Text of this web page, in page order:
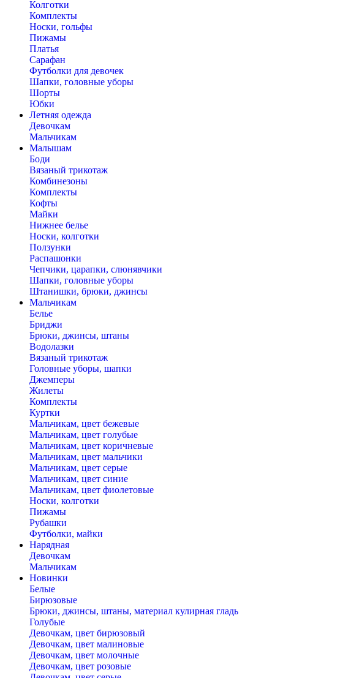
Колготки
Комплекты
Носки, гольфы
Пижамы
Платья
Сарафан
Футболки для девочек
Шапки, головные уборы
Шорты
Юбки
Летняя одежда
Девочкам
Мальчикам
Малышам
Боди
Вязаный трикотаж
Комбинезоны
Комплекты
Кофты
Майки
Нижнее белье
Носки, колготки
Ползунки
Распашонки
Чепчики, царапки, слюнявчики
Шапки, головные уборы
Штанишки, брюки, джинсы
Мальчикам
Белье
Бриджи
Брюки, джинсы, штаны
Водолазки
Вязаный трикотаж
Головные уборы, шапки
Джемперы
Жилеты
Комплекты
Куртки
Мальчикам, цвет бежевые
Мальчикам, цвет голубые
Мальчикам, цвет коричневые
Мальчикам, цвет мальчики
Мальчикам, цвет серые
Мальчикам, цвет синие
Мальчикам, цвет фиолетовые
Носки, колготки
Пижамы
Рубашки
Футболки, майки
Нарядная
Девочкам
Мальчикам
Новинки
Белые
Бирюзовые
Брюки, джинсы, штаны, материал кулирная гладь
Голубые
Девочкам, цвет бирюзовый
Девочкам, цвет малиновые
Девочкам, цвет молочные
Девочкам, цвет розовые